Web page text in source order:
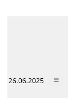
26.06.2025